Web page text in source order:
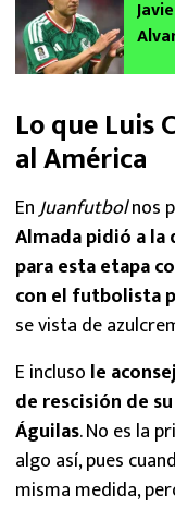
Lo que Luis
al América
EnJuanfutbolnos
Almada pidió a la
para esta etapa
con el futbolista
se vista de
E incluso le
de rescisión de
Águilas. No es la
algo así, pues
misma medida,